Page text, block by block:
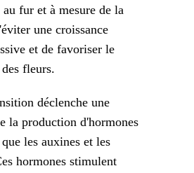
fur et à mesure de la
une croissance
et de favoriser le
fleurs.
déclenche une
la production d'hormones
les auxines et les
hormones stimulent